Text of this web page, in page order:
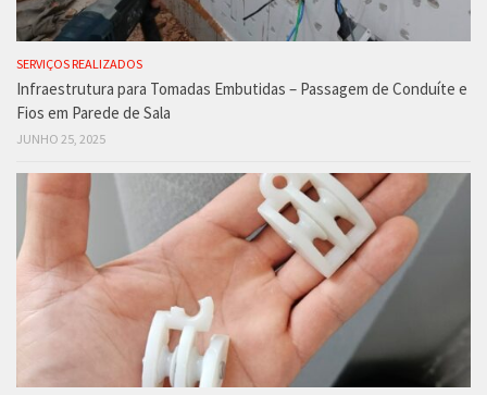
SERVIÇOS REALIZADOS
Infraestrutura para Tomadas Embutidas – Passagem de Conduíte e
Fios em Parede de Sala
JUNHO 25, 2025